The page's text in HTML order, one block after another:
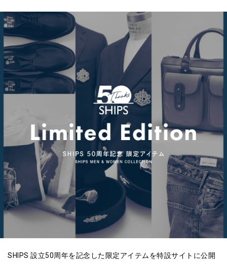
SHIPS 設立50周年を記念した限定アイテムを特設サイトに公開